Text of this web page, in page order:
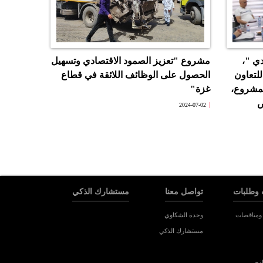
"،
مشروع "تعزيز الصمود الاقتصادي وتسهيل
الحصول على الوظائف اللائقة في قطاع
غزة"
2024-07-02
وطلبات تواصل معنا
وحدة الشكاوي
مستشارك الذكي
مستشارك الذكي